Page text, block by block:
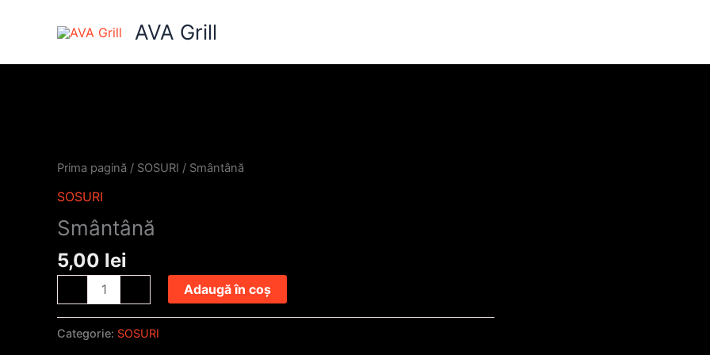
AVA Grill
Prima pagină / SOSURI / Smântână
SOSURI
Smântână
5,00 lei
Adaugă în coș
Categorie: SOSURI